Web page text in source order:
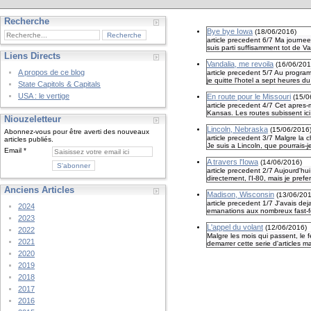
Recherche
Liens Directs
A propos de ce blog
State Capitols & Capitals
USA : le vertige
Niouzeletteur
Abonnez-vous pour être averti des nouveaux
articles publiés.
Email
Anciens Articles
2024
2023
2022
2021
2020
2019
2018
2017
2016
Bye bye Iowa(18/06/2016)
article precedent 6/7 Ma
suis parti suffisamment tot de
Vandalia, me revoila(16/06/
article precedent 5/7 Au
je quitte l'hotel a sept heures du
En route pour le Missouri(15/
article precedent 4/7 Cet
Kansas. Les routes subissent
Lincoln, Nebraska(15/06/2016)
article precedent 3/7 Malgre la
Je suis a Lincoln, que pourrais-
A travers l'Iowa(14/06/2016)
article precedent 2/7
directement, l'I-80, mais je
Madison, Wisconsin(13/06/
article precedent 1/7 J'avais
emanations aux nombreux fast-
L'appel du volant(12/06/2016)
Malgre les mois qui passent, le
demarrer cette serie d'articles